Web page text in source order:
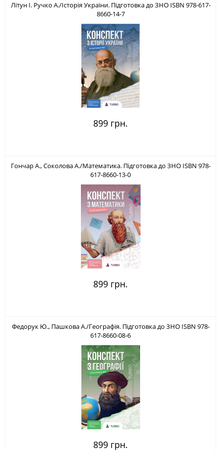
Літун І. Ручко А./Історія України. Підготовка до ЗНО ISBN 978-617-
8660-14-7
899 грн.
Гончар А., Соколова А./Математика. Підготовка до ЗНО ISBN 978-
617-8660-13-0
899 грн.
Федорук Ю., Пашкова А./Географія. Підготовка до ЗНО ISBN 978-
617-8660-08-6
899 грн.